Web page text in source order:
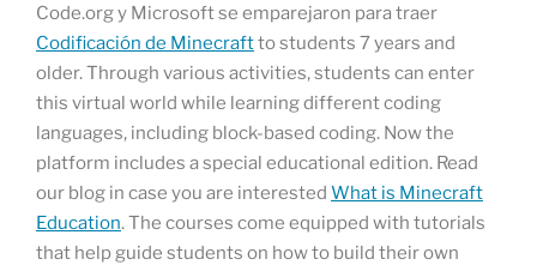
Code.org y Microsoft se emparejaron para traer
Codificación de Minecraftto students 7 years and
older. Through various activities, students can enter
this virtual world while learning different coding
languages, including block-based coding. Now the
platform includes a special educational edition. Read
our blog in case you are interested What is Minecraft
Education. The courses come equipped with tutorials
that help guide students on how to build their own